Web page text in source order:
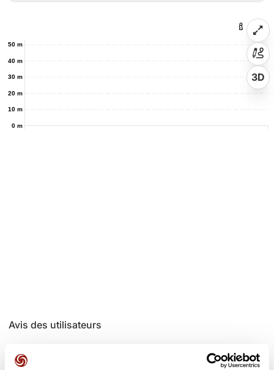
0 m
10 m
20 m
30 m
40 m
50 m
3D
Avis des utilisateurs
Soyez le premier à ajouter un avis !